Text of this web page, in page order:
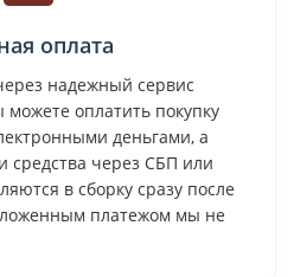
оплата
надежный сервис
оплатить покупку
деньгами, а
средства через СБП или
в сборку сразу после
платежом мы не